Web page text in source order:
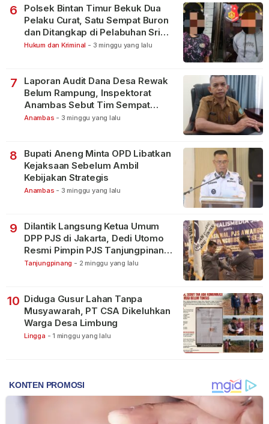
6
Polsek Bintan Timur Bekuk Dua
Pelaku Curat, Satu Sempat Buron
dan Ditangkap di Pelabuhan Sri
Bintan Pura
Hukum dan Kriminal - 3 minggu yang lalu
7
Laporan Audit Dana Desa Rewak
Belum Rampung, Inspektorat
Anambas Sebut Tim Sempat
Terbagi Tangani Kasus Lain
Anambas - 3 minggu yang lalu
8
Bupati Aneng Minta OPD Libatkan
Kejaksaan Sebelum Ambil
Kebijakan Strategis
Anambas - 3 minggu yang lalu
9
Dilantik Langsung Ketua Umum
DPP PJS di Jakarta, Dedi Utomo
Resmi Pimpin PJS Tanjungpinang-
Bintan
Tanjungpinang - 2 minggu yang lalu
10 Diduga Gusur Lahan Tanpa
Musyawarah, PT CSA Dikeluhkan
Warga Desa Limbung
Lingga - 1 minggu yang lalu